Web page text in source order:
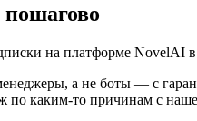
пошагово
на платформе NovelAI
а не боты — с
по каким-то причинам с